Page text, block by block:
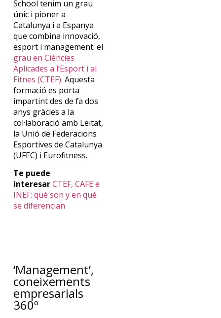
School tenim un grau
únici pionera
Catalunya i a Espanya
que combina innovació,
esporti management: el
grau en Ciències
Aplicades a l’Esport i al
Fitnes (CTEF). Aquesta
formació es porta
impartintdes de fa dos
anys gràcies a la
col·laboració amb Leitat,
la Unió de Federacions
Esportives de Catalunya
(UFEC) i Eurofitness.
Te puede
interesarCTEF, CAFE e
INEF: qué son y en qué
se diferencian
‘Management’,
coneixements
empresarials
360º